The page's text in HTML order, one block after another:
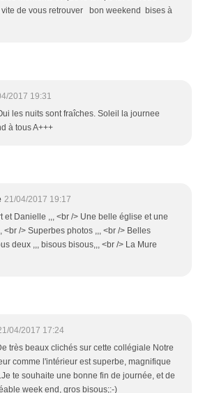
de vous retrouver bon weekend bises à
2017 19:31
les nuits sont fraîches. Soleil la journee
à tous A+++
21/04/2017 19:17
et Danielle ,,, <br /> Une belle église et une
<br /> Superbes photos ,,, <br /> Belles
deux ,,, bisous bisous,,, <br /> La Mure
04/2017 17:24
très beaux clichés sur cette collégiale Notre
comme l'intérieur est superbe, magnifique
te souhaite une bonne fin de journée, et de
week end, gros bisous;:-)